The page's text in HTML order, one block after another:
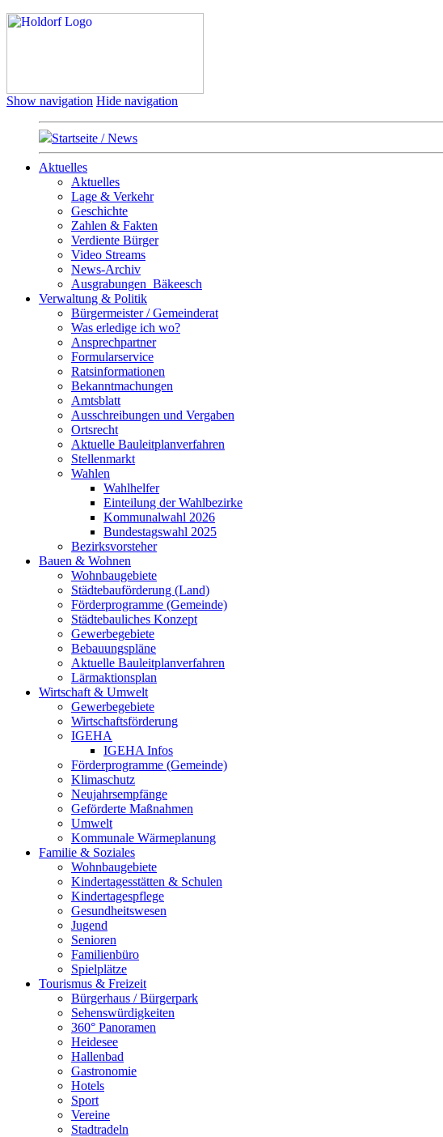
Show navigation Hide navigation
Startseite / News
Aktuelles
Aktuelles
Lage & Verkehr
Geschichte
Zahlen & Fakten
Verdiente Bürger
Video Streams
News-Archiv
Ausgrabungen_Bäkeesch
Verwaltung & Politik
Bürgermeister / Gemeinderat
Was erledige ich wo?
Ansprechpartner
Formularservice
Ratsinformationen
Bekanntmachungen
Amtsblatt
Ausschreibungen und Vergaben
Ortsrecht
Aktuelle Bauleitplanverfahren
Stellenmarkt
Wahlen
Wahlhelfer
Einteilung der Wahlbezirke
Kommunalwahl 2026
Bundestagswahl 2025
Bezirksvorsteher
Bauen & Wohnen
Wohnbaugebiete
Städtebauförderung (Land)
Förderprogramme (Gemeinde)
Städtebauliches Konzept
Gewerbegebiete
Bebauungspläne
Aktuelle Bauleitplanverfahren
Lärmaktionsplan
Wirtschaft & Umwelt
Gewerbegebiete
Wirtschaftsförderung
IGEHA
IGEHA Infos
Förderprogramme (Gemeinde)
Klimaschutz
Neujahrsempfänge
Geförderte Maßnahmen
Umwelt
Kommunale Wärmeplanung
Familie & Soziales
Wohnbaugebiete
Kindertagesstätten & Schulen
Kindertagespflege
Gesundheitswesen
Jugend
Senioren
Familienbüro
Spielplätze
Tourismus & Freizeit
Bürgerhaus / Bürgerpark
Sehenswürdigkeiten
360° Panoramen
Heidesee
Hallenbad
Gastronomie
Hotels
Sport
Vereine
Stadtradeln